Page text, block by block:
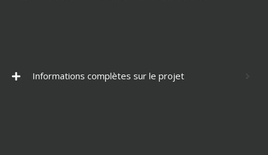
Informations complètes sur le projet